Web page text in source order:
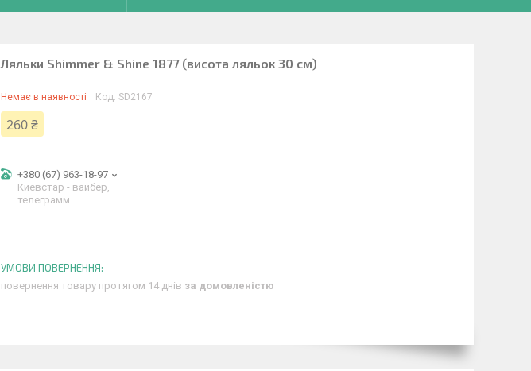
Ляльки Shimmer & Shine 1877 (висота ляльок 30 см)
Немає в наявності Код: SD2167
260 ₴
+380 (67) 963-18-97
Киевстар - вайбер,
телеграмм
повернення товару протягом 14 днів за домовленістю